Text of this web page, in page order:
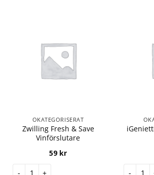
OKATEGORISERAT
Zwilling Fresh & Save
Vinförslutare
59 kr
Zwilling Fresh & Save Vinförslutare mängd